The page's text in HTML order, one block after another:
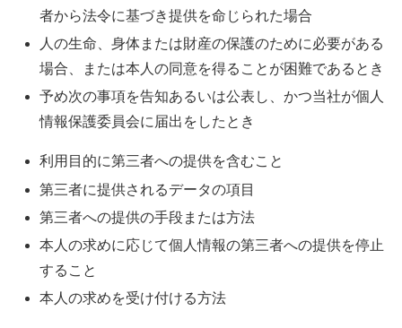
者から法令に基づき提供を命じられた場合
人の生命、身体または財産の保護のために必要がある
場合、または本人の同意を得ることが困難であるとき
予め次の事項を告知あるいは公表し、かつ当社が個人
情報保護委員会に届出をしたとき
利用目的に第三者への提供を含むこと
第三者に提供されるデータの項目
第三者への提供の手段または方法
本人の求めに応じて個人情報の第三者への提供を停止
すること
本人の求めを受け付ける方法